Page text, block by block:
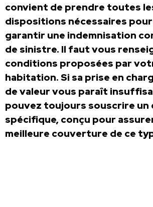
convient de prendre toutes
dispositions nécessaires
garantir une indemnisation
de sinistre. Il faut vous
conditions proposées par
habitation. Si sa prise en
de valeur vous paraît
pouvez toujours souscrire
spécifique, conçu pour
meilleure couverture de ce